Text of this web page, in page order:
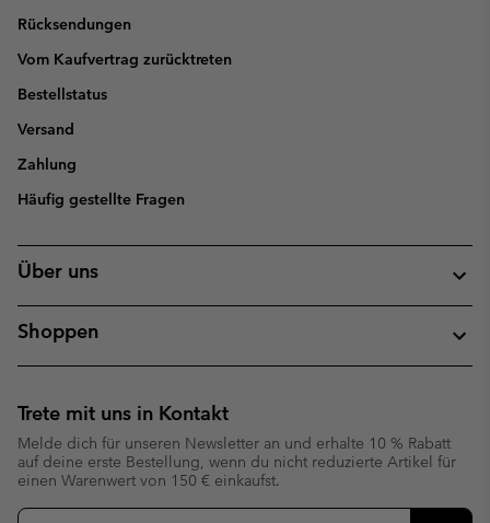
Rücksendungen
Vom Kaufvertrag zurücktreten
Bestellstatus
Versand
Zahlung
Häufig gestellte Fragen
Über uns
Shoppen
Trete mit uns in Kontakt
Melde dich für unseren Newsletter an und erhalte 10 % Rabatt
auf deine erste Bestellung, wenn du nicht reduzierte Artikel für
einen Warenwert von 150 € einkaufst.